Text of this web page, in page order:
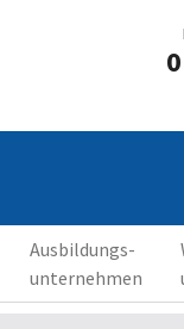
Ausbildungs-
unternehmen